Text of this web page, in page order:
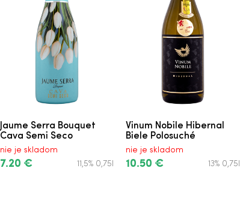
Jaume Serra Bouquet
Cava Semi Seco
nie je skladom
7.20 € 11,5% 0,75l
Vinum Nobile Hibernal
Biele Polosuché
nie je skladom
10.50 € 13% 0,75l